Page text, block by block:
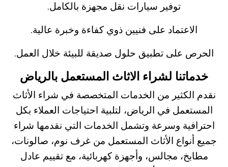
توفير سيارات نقل مجهزة بالكامل.
الاعتماد على فنيين ذوي كفاءة وخبرة عالية.
الحرص على تطبيق حلول صديقة للبيئة خلال العمل.
خدماتنا لشراء الاثاث المستعمل بالرياض
نقدم الكثير من الخدمات المتخصصة في شراء الأثاث
المستعمل في الرياض، لتلبية احتياجات العملاء بكل
احترافية وسرعة وتشمل الخدمات التي نقدمها شراء
جميع أنواع الأثاث المستعمل من غرف نوم، صالونات،
مطابخ، مجالس، وأجهزة كهربائية، مع تقييم عادل